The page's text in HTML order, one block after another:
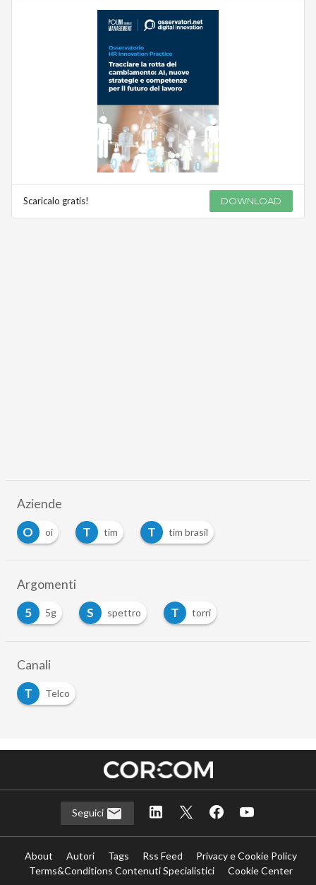
Scaricalo gratis! DOWNLOAD
Aziende
O
oi T tim T tim brasil
Argomenti
5
5g S spettro T torri
Canali
T
Telco
Seguici
About Autori Tags Rss Feed
Privacy e Cookie Policy
Terms&Conditions Contenuti Specialistici
Cookie Center